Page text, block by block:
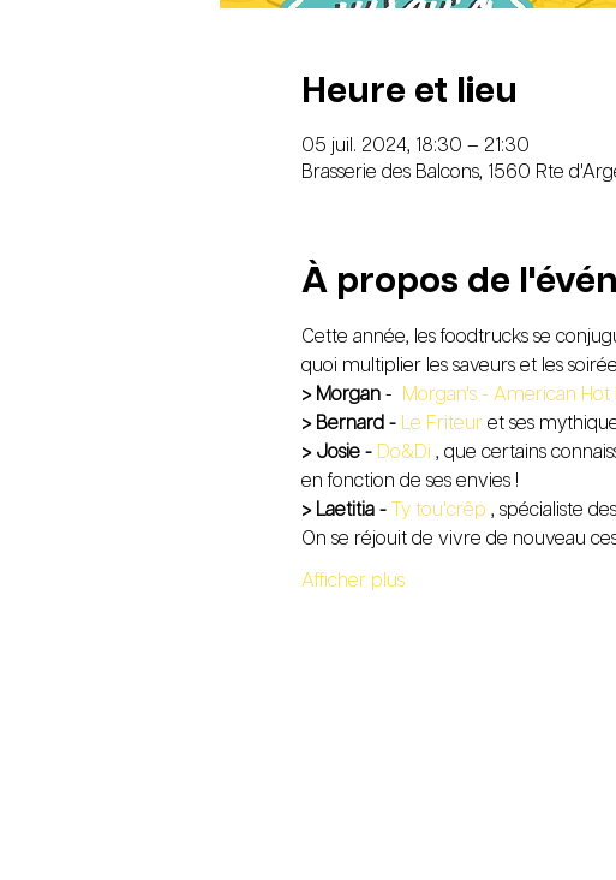
Heure et lieu
05 juil. 2024, 18:30 – 21:30
Brasserie des Balcons, 1560 Rte
À propos de
Cette année, les foodtrucks se
quoi multiplier les saveurs et les
> Morgan - Morgan's - American Hot
> Bernard - Le Friteur et ses
> Josie - Do&Di , que certains
en fonction de ses envies !
> Laetitia -
Ty tou'crêp , spécialiste
On se réjouit de vivre de nouveau
Afficher plus